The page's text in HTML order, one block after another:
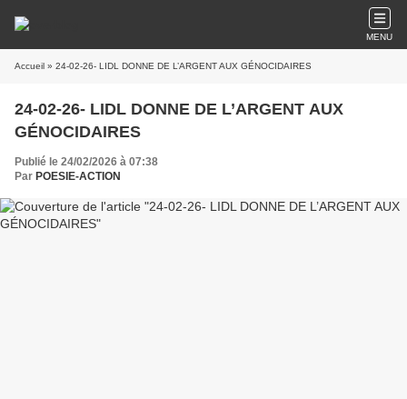
MENU
Accueil » 24-02-26- LIDL DONNE DE L’ARGENT AUX GÉNOCIDAIRES
24-02-26- LIDL DONNE DE L’ARGENT AUX
GÉNOCIDAIRES
Publié le 24/02/2026 à 07:38
Par POESIE-ACTION